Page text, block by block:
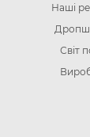
Наші
Світ